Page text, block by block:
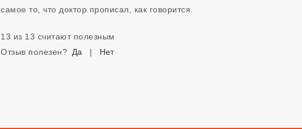
самое то, что доктор прописал, как говорится.
13 из 13 считают полезным
Отзыв полезен? Да | Нет